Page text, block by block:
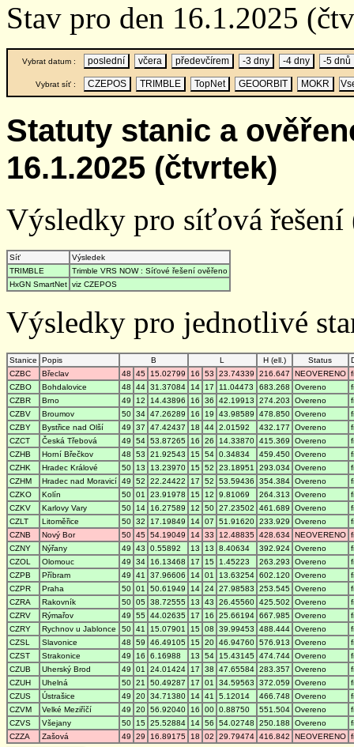
Stav pro den 16.1.2025
Vybrat datum : poslední včera předevčírem -3 dny -4 dny -5 dnů
Vybrat síť : CZEPOS TRIMBLE TopNet GEOORBIT MOKR
Statuty stanic a
16.1.2025 (čtvrtek)
Výsledky pro síťová
Síť
Výsledek
TRIMBLE
Trimble VRS NOW : Síťové řešení ověřeno
HxGN SmartNet viz CZEPOS
Výsledky pro jednotlivé
Stanice Popis B L H (ell.) Status
CZBC
Břeclav 48 45 15.02799 16 53 23.74339 216.647 NEOVERENO
CZBO
Bohdalovice 48 44 31.37084 14 17 11.04473 683.268 Overeno
CZBR
Brno 49 12 14.43896 16 36 42.19913 274.203 Overeno
CZBV
Broumov 50 34 47.26289 16 19 43.98589 478.850 Overeno
CZBY
Bystřice nad Olší 49 37 47.42437 18 44 2.01592 432.177 Overeno
CZCT
Česká Třebová 49 54 53.87265 16 26 14.33870 415.369 Overeno
CZHB
Horní Břečkov 48 53 21.92543 15 54 0.34834 459.450 Overeno
CZHK
Hradec Králové 50 13 13.23970 15 52 23.18951 293.034 Overeno
CZHM
Hradec nad Moravicí 49 52 22.24422 17 52 53.59436 354.384 Overeno
CZKO
Kolín 50 01 23.91978 15 12 9.81069 264.313 Overeno
CZKV
Karlovy Vary 50 14 16.27589 12 50 27.23502 461.689 Overeno
CZLT
Litoměřice 50 32 17.19849 14 07 51.91620 233.929 Overeno
CZNB
Nový Bor 50 45 54.19049 14 33 12.48835 428.634 NEOVERENO
CZNY
Nýřany 49 43 0.55892 13 13 8.40634 392.924 Overeno
CZOL
Olomouc 49 34 16.13468 17 15 1.45223 263.293 Overeno
CZPB
Příbram 49 41 37.96606 14 01 13.63254 602.120 Overeno
CZPR
Praha 50 01 50.61949 14 24 27.98583 253.545 Overeno
CZRA
Rakovník 50 05 38.72555 13 43 26.45560 425.502 Overeno
CZRV
Rýmařov 49 55 44.02635 17 16 25.66194 667.985 Overeno
CZRY
Rychnov u Jablonce 50 41 15.07901 15 08 39.99453 488.444 Overeno
CZSL
Slavonice 48 59 46.49105 15 20 46.94760 576.913 Overeno
CZST
Strakonice 49 16 6.16988 13 54 15.43145 474.744 Overeno
CZUB
Uherský Brod 49 01 24.01424 17 38 47.65584 283.357 Overeno
CZUH
Uhelná 50 21 50.49287 17 01 34.59563 372.059 Overeno
CZUS
Ústrašice 49 20 34.71380 14 41 5.12014 466.748 Overeno
CZVM
Velké Meziříčí 49 20 56.92040 16 00 0.88750 551.504 Overeno
CZVS
Všejany 50 15 25.52884 14 56 54.02748 250.188 Overeno
CZZA
Zašová 49 29 16.89175 18 02 29.79474 416.842 NEOVERENO